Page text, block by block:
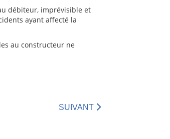
débiteur, imprévisible et
ayant affecté la
au constructeur ne
SUIVANT